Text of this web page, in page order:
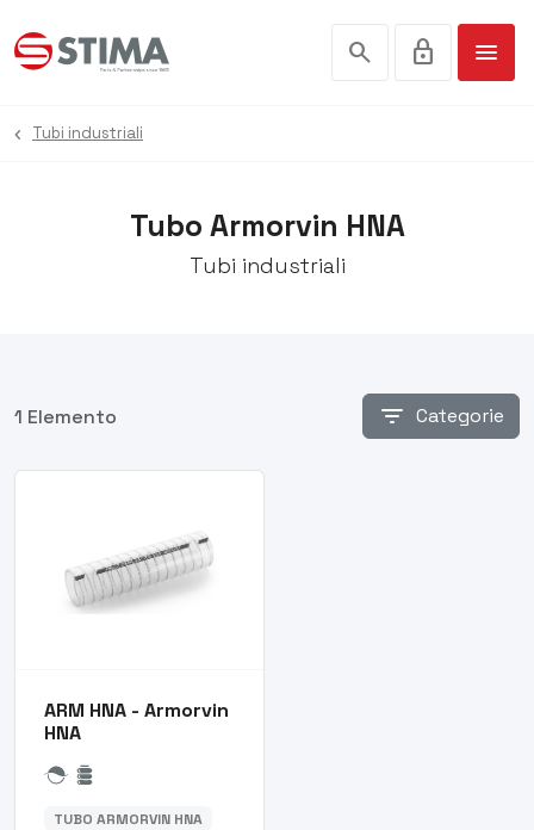
search lock menu
Tubo Armorvin HNA
Tubi industriali
Tubi industriali
1 Elemento filter_list Categorie
ARM HNA - Armorvin
HNA
TUBO ARMORVIN HNA